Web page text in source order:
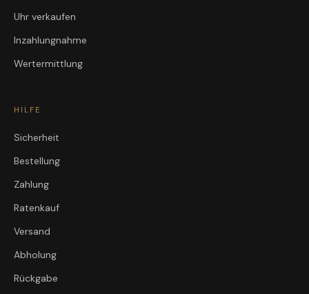
Uhr verkaufen
Inzahlungnahme
Wertermittlung
HILFE
Sicherheit
Bestellung
Zahlung
Ratenkauf
Versand
Abholung
Rückgabe